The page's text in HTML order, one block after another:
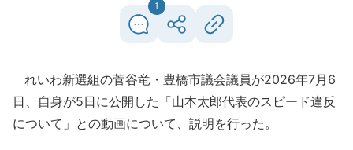
1
れいわ新選組の菅谷竜・豊橋市議会議員が2026年7月6
日、自身が5日に公開した「山本太郎代表のスピード違反
について」との動画について、説明を行った。